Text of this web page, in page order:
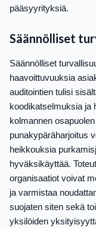
pääsyyrityksiä.
Säännölliset
Säännölliset
haavoittuvuuksia
auditointien tulisi
koodikatselmuksia ja
kolmannen
punakypäräharjoitus
heikkouksia
hyväksikäyttää.
organisaatiot voivat
ja varmistaa
suojaten siten sekä
yksilöiden